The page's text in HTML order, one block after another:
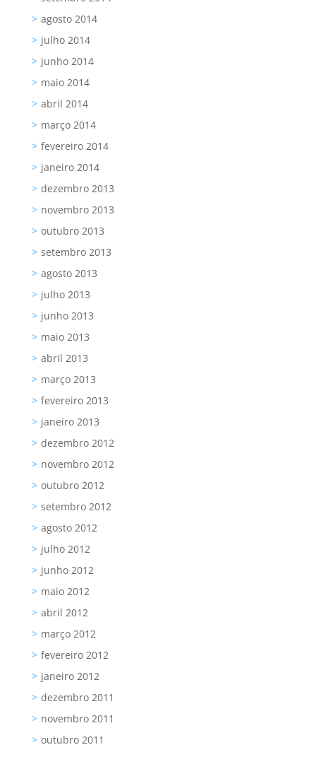
agosto 2014
julho 2014
junho 2014
maio 2014
abril 2014
março 2014
fevereiro 2014
janeiro 2014
dezembro 2013
novembro 2013
outubro 2013
setembro 2013
agosto 2013
julho 2013
junho 2013
maio 2013
abril 2013
março 2013
fevereiro 2013
janeiro 2013
dezembro 2012
novembro 2012
outubro 2012
setembro 2012
agosto 2012
julho 2012
junho 2012
maio 2012
abril 2012
março 2012
fevereiro 2012
janeiro 2012
dezembro 2011
novembro 2011
outubro 2011